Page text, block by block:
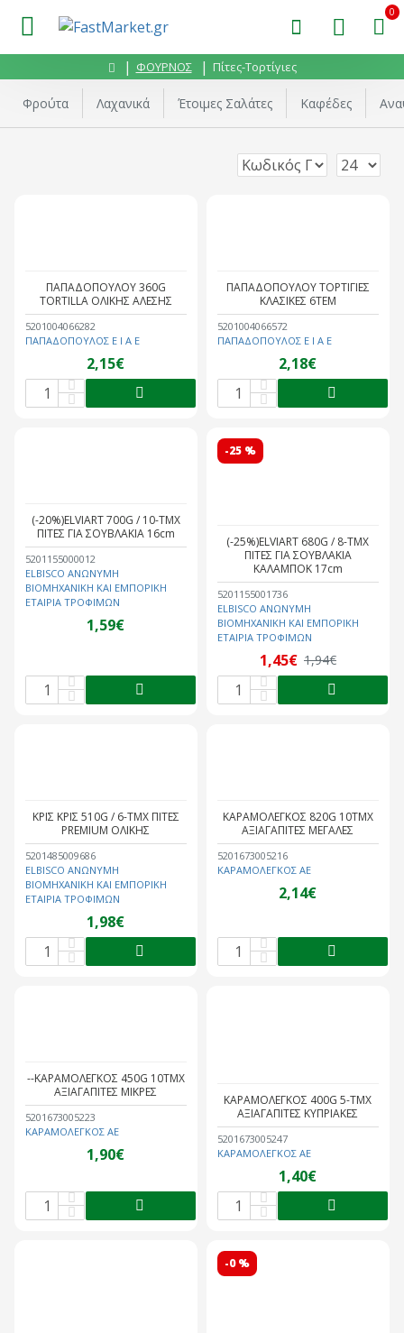
0
ΦΟΥΡΝΟΣ Πίτες-Τορτίγιες
Φρούτα Λαχανικά Έτοιμες Σαλάτες Καφέδες
5201004066282
ΠΑΠΑΔΟΠΟΥΛΟΣ Ε Ι Α Ε
ΠΑΠΑΔΟΠΟΥΛΟΥ 360G
TORTILLA ΟΛΙΚΗΣ ΑΛΕΣΗΣ
2,15€
5201004066572
ΠΑΠΑΔΟΠΟΥΛΟΣ Ε Ι Α Ε
ΠΑΠΑΔΟΠΟΥΛΟΥ ΤΟΡΤΙΓΙΕΣ
ΚΛΑΣΙΚΕΣ 6ΤΕΜ
2,18€
5201155000012
ELBISCO ΑΝΩΝΥΜΗ
ΒΙΟΜΗΧΑΝΙΚΗ ΚΑΙ ΕΜΠΟΡΙΚΗ
ΕΤΑΙΡΙΑ ΤΡΟΦΙΜΩΝ
(-20%)ELVIART 700G / 10-ΤΜΧ
ΠΙΤΕΣ ΓΙΑ ΣΟΥΒΛΑΚΙΑ 16cm
1,59€
-25 %
5201155001736
ELBISCO ΑΝΩΝΥΜΗ
ΒΙΟΜΗΧΑΝΙΚΗ ΚΑΙ ΕΜΠΟΡΙΚΗ
ΕΤΑΙΡΙΑ ΤΡΟΦΙΜΩΝ
(-25%)ELVIART 680G / 8-ΤΜΧ
ΠΙΤΕΣ ΓΙΑ ΣΟΥΒΛΑΚΙΑ
ΚΑΛΑΜΠΟΚ 17cm
1,45€ 1,94€
5201485009686
ELBISCO ΑΝΩΝΥΜΗ
ΒΙΟΜΗΧΑΝΙΚΗ ΚΑΙ ΕΜΠΟΡΙΚΗ
ΕΤΑΙΡΙΑ ΤΡΟΦΙΜΩΝ
ΚΡΙΣ ΚΡΙΣ 510G / 6-ΤΜΧ ΠΙΤΕΣ
PREMIUM ΟΛΙΚΗΣ
1,98€
5201673005216
ΚΑΡΑΜΟΛΕΓΚΟΣ ΑΕ
ΚΑΡΑΜΟΛΕΓΚΟΣ 820G 10ΤΜΧ
ΑΞΙΑΓΑΠΙΤΕΣ ΜΕΓΑΛΕΣ
2,14€
5201673005223
ΚΑΡΑΜΟΛΕΓΚΟΣ ΑΕ
--ΚΑΡΑΜΟΛΕΓΚΟΣ 450G 10ΤΜΧ
ΑΞΙΑΓΑΠΙΤΕΣ ΜΙΚΡΕΣ
1,90€
5201673005247
ΚΑΡΑΜΟΛΕΓΚΟΣ ΑΕ
ΚΑΡΑΜΟΛΕΓΚΟΣ 400G 5-ΤΜΧ
ΑΞΙΑΓΑΠΙΤΕΣ ΚΥΠΡΙΑΚΕΣ
1,40€
-0 %